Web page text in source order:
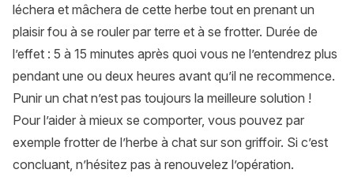
léchera et mâchera de cette herbe tout en prenant un
plaisir fou à se rouler par terre et à se frotter. Durée de
l’effet : 5 à 15 minutes après quoi vous ne l’entendrez plus
pendant une ou deux heures avant qu’il ne recommence.
Punir un chat n’est pas toujours la meilleure solution !
Pour l’aider à mieux se comporter, vous pouvez par
exemple frotter de l’herbe à chat sur son griffoir. Si c’est
concluant, n’hésitez pas à renouvelez l’opération.